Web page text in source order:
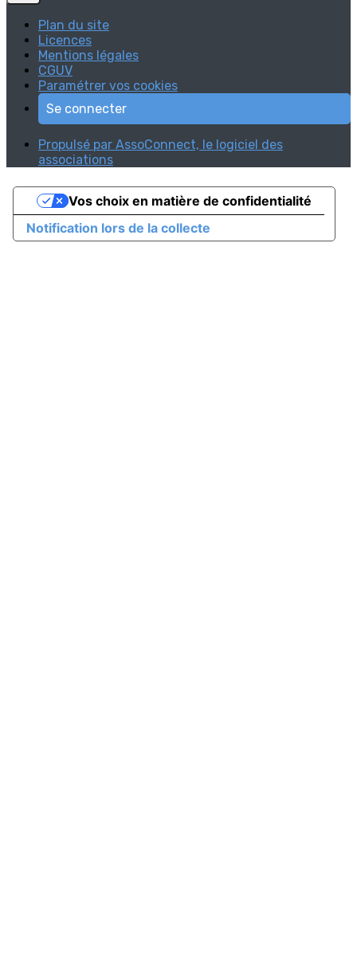
Plan du site
Licences
Mentions légales
CGUV
Paramétrer vos cookies
Se connecter
Propulsé par AssoConnect, le logiciel des
associations
Notification lors de la collecte
Vos choix en matière de confidentialité